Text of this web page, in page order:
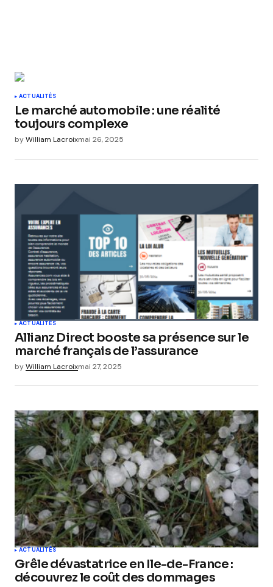
ACTUALITÉS
Le marché automobile : une réalité
toujours complexe
byWilliam Lacroixmai 26, 2025
ACTUALITÉS
Allianz Direct booste sa présence sur le
marché français de l’assurance
byWilliam Lacroixmai 27, 2025
ACTUALITÉS
Grêle dévastatrice en Ile-de-France :
découvrez le coût des dommages